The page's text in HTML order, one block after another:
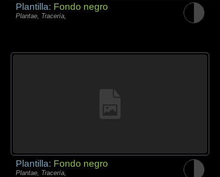
Plantilla: Fondo negro
Plantae, Tracería,
Plantilla: Fondo negro
Plantae, Tracería,